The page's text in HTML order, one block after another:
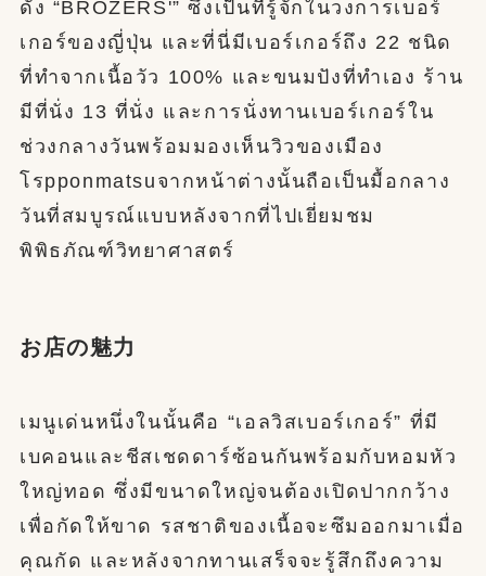
ดัง “BROZERS'” ซึ่งเป็นที่รู้จักในวงการเบอร์
เกอร์ของญี่ปุ่น และที่นี่มีเบอร์เกอร์ถึง 22 ชนิด
ที่ทำจากเนื้อวัว 100% และขนมปังที่ทำเอง ร้าน
มีที่นั่ง 13 ที่นั่ง และการนั่งทานเบอร์เกอร์ใน
ช่วงกลางวันพร้อมมองเห็นวิวของเมือง
โรpponmatsuจากหน้าต่างนั้นถือเป็นมื้อกลาง
วันที่สมบูรณ์แบบหลังจากที่ไปเยี่ยมชม
พิพิธภัณฑ์วิทยาศาสตร์
お店の魅力
เมนูเด่นหนึ่งในนั้นคือ “เอลวิสเบอร์เกอร์” ที่มี
เบคอนและชีสเชดดาร์ซ้อนกันพร้อมกับหอมหัว
ใหญ่ทอด ซึ่งมีขนาดใหญ่จนต้องเปิดปากกว้าง
เพื่อกัดให้ขาด รสชาติของเนื้อจะซึมออกมาเมื่อ
คุณกัด และหลังจากทานเสร็จจะรู้สึกถึงความ